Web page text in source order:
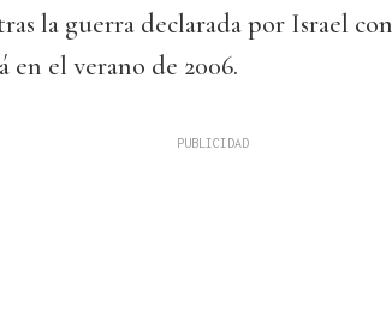
la guerra declarada por Israel
en el verano de 2006.